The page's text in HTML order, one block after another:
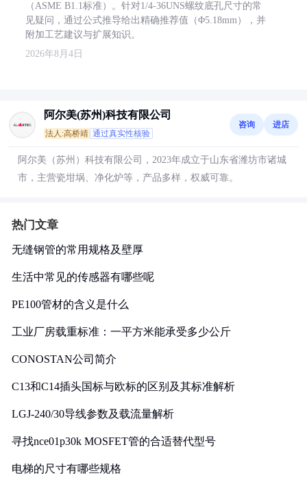
（ASME B1.1标准）。针对1/4-36UNS螺纹底孔尺寸的常
见疑问，通过公式推导给出精确推荐值（Φ5.18mm），并
附加工艺建议与扩展知识。
2026年8月4日
阿尔美(苏州)科技有限公司
法人:高桥靖 通过真实性核验
咨询 进店
阿尔美（苏州）科技有限公司，2023年成立于山东省潍坊市诸城
市，主营瓷坩埚、净化炉等，产品多样，权威可靠。
热门文章
无缝钢管的常用规格及壁厚
生活中常见的传感器有哪些呢
PE100管材的含义是什么
工业厂房载重标准：一平方米能承受多少公斤
CONOSTAN公司简介
C13和C14插头国标与欧标的区别及其标准解析
LGJ-240/30导线参数及载流量解析
寻找nce01p30k MOSFET管的合适替代型号
电梯的尺寸有哪些规格